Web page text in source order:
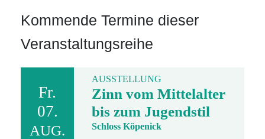
Kommende Termine dieser
Veranstaltungsreihe
Fr.
07.
AUG.
AUSSTELLUNG
Zinn vom Mittelalter
bis zum Jugendstil
Schloss Köpenick